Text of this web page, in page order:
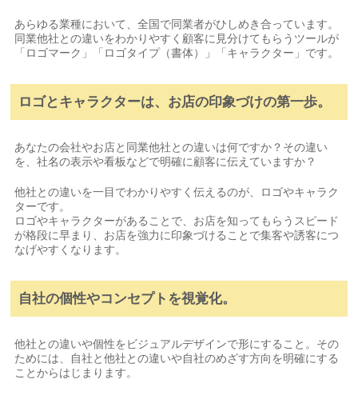
あらゆる業種において、全国で同業者がひしめき合っています。
同業他社との違いをわかりやすく顧客に見分けてもらうツールが
「ロゴマーク」「ロゴタイプ（書体）」「キャラクター」です。
ロゴとキャラクターは、お店の印象づけの第一歩。
あなたの会社やお店と同業他社との違いは何ですか？その違い
を、社名の表示や看板などで明確に顧客に伝えていますか？
他社との違いを一目でわかりやすく伝えるのが、ロゴやキャラク
ターです。
ロゴやキャラクターがあることで、お店を知ってもらうスピード
が格段に早まり、お店を強力に印象づけることで集客や誘客につ
なげやすくなります。
自社の個性やコンセプトを視覚化。
他社との違いや個性をビジュアルデザインで形にすること。その
ためには、自社と他社との違いや自社のめざす方向を明確にする
ことからはじまります。